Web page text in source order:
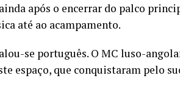
após o encerrar do palco
até ao acampamento.
se português. O MC luso-
espaço, que conquistaram pelo